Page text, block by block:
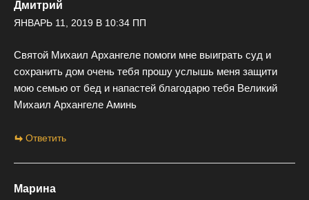
Дмитрий
ЯНВАРЬ 11, 2019 В 10:34 ПП
Святой Михаил Архангеле помоги мне выиграть суд и
сохранить дом очень тебя прошу услышь меня защити
мою семью от бед и напастей благодарю тебя Великий
Михаил Архангеле Аминь
Ответить
Марина